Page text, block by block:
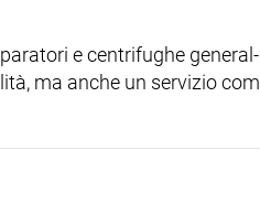
e centrifughe
ma anche un servizio